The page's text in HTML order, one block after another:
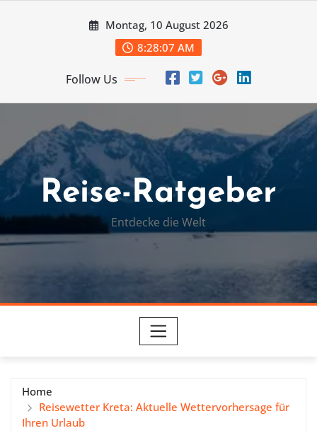
Montag, 10 August 2026
8:28:07 AM
Follow Us
Reise-Ratgeber
Entdecke die Welt
Home
Reisewetter Kreta: Aktuelle Wettervorhersage für
Ihren Urlaub